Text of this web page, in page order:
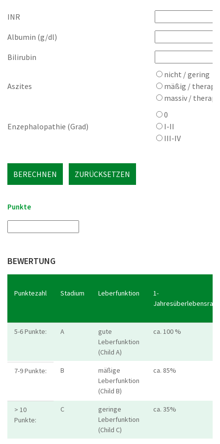
INR
Albumin (g/dl)
Bilirubin
Aszites
nicht / gering
mäßig /
massiv /
Enzephalopathie (Grad)
0
I-II
III-IV
BERECHNEN ZURÜCKSETZEN
Punkte
BEWERTUNG
Punktezahl Stadium Leberfunktion
1-
Jahresüberlebensrate
5-6 Punkte: A
gute
Leberfunktion
(Child A)
ca. 100 %
7-9 Punkte: B
mäßige
Leberfunktion
(Child B)
ca. 85%
> 10
Punkte:
C
geringe
Leberfunktion
(Child C)
ca. 35%